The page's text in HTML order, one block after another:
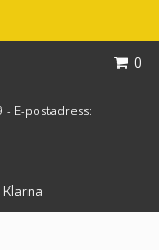
0
- E-postadress: